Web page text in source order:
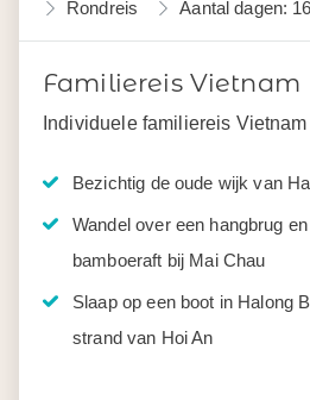
Rondreis Aantal dagen: 16
Familiereis Vietnam
Individuele familiereis Vietnam
Bezichtig de oude wijk van
Wandel over een hangbrug
bamboeraft bij Mai Chau
Slaap op een boot in Halong
strand van Hoi An